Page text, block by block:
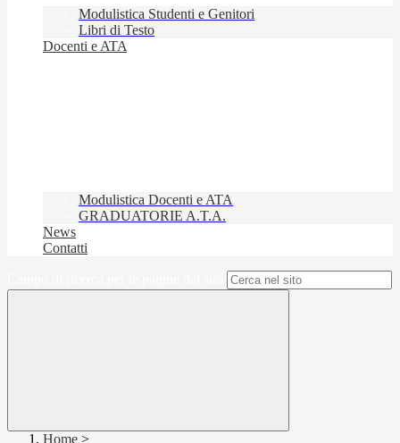
Modulistica Studenti e Genitori
Libri di Testo
Docenti e ATA
Modulistica Docenti e ATA
GRADUATORIE A.T.A.
News
Contatti
Home >